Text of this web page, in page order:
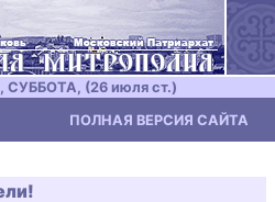
СУББОТА, (26 июля ст.)
ПОЛНАЯ ВЕРСИЯ САЙТА